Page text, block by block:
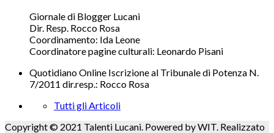
Giornale di Blogger Lucani
Dir. Resp. Rocco Rosa
Coordinamento: Ida Leone
Coordinatore pagine culturali: Leonardo Pisani
Quotidiano Online Iscrizione al Tribunale di Potenza N.
7/2011 dir.resp.: Rocco Rosa
Tutti gli Articoli
Copyright © 2021 Talenti Lucani. Powered by WIT. Realizzato